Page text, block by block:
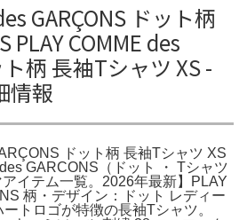
GARÇONS ドット柄
PLAY COMME des
ト柄 長袖Tシャツ XS -
情報
ドット柄 長袖Tシャツ XS
GARCONS（ドット ・ Tシャツ
イテム一覧。2026年最新】PLAY
柄・デザイン：ドット レディー
トロゴが特徴の長袖Tシャツ。